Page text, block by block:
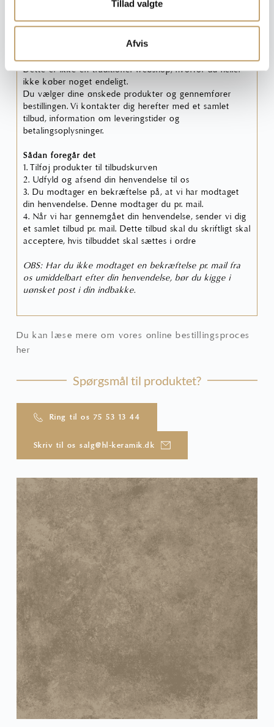
Tillad valgte
Afvis
Medregn spild (10%)
Dette er ikke en traditionel webshop, hvorfor du heller
ikke køber noget endeligt.
Du vælger dine ønskede produkter og gennemfører
bestillingen. Vi kontakter dig herefter med et samlet
tilbud, information om leveringstider og
betalingsoplysninger.
Sådan foregår det
1. Tilføj produkter til tilbudskurven
2. Udfyld og afsend din henvendelse til os
3. Du modtager en bekræftelse på, at vi har modtaget
din henvendelse. Denne modtager du pr. mail.
4. Når vi har gennemgået din henvendelse, sender vi dig
et samlet tilbud pr. mail. Dette tilbud skal du skriftligt skal
acceptere, hvis tilbuddet skal sættes i ordre
OBS: Har du ikke modtaget en bekræftelse pr. mail fra
os umiddelbart efter din henvendelse, bør du kigge i
uønsket post i din indbakke.
Du kan læse mere om vores online bestillingsproces
her
Spørgsmål til produktet?
Ring til os 75 53 13 44
Skriv til os salg@hl-keramik.dk